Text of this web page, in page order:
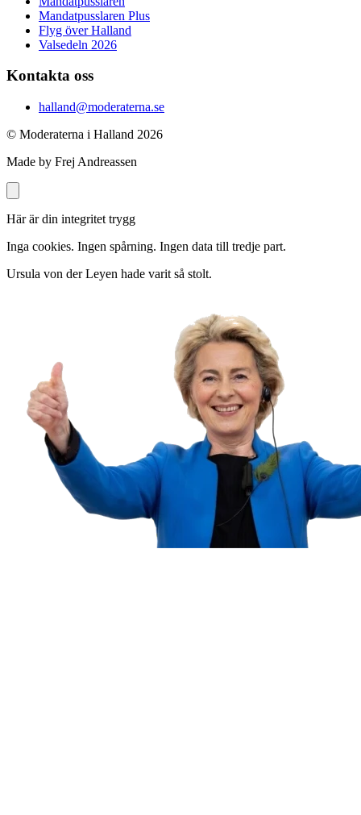
Mandatpusslaren Plus
Flyg över Halland
Valsedeln 2026
Kontakta oss
halland@moderaterna.se
© Moderaterna i Halland 2026
Made by Frej Andreassen
Här är din integritet trygg
Inga cookies. Ingen spårning. Ingen data till tredje part.
Ursula von der Leyen hade varit så stolt.